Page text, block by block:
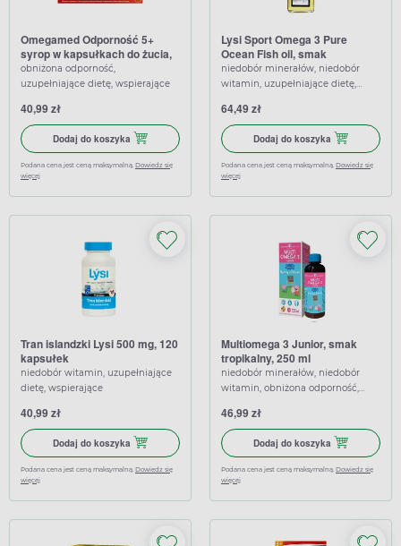
Omegamed Odporność 5+
syrop w kapsułkach do żucia,
30 kapsułek
obniżona odporność,
uzupełniające dietę, wspierające
40,99 zł
Dodaj do koszyka Dodaj do koszyka Omegamed Odporność 5+ syrop w
Podana cena jest ceną maksymalną. Dowiedz się
więcej
Lysi Sport Omega 3 Pure
Ocean Fish oil, smak
cytrynowy, 240 ml
niedobór minerałów, niedobór
witamin, uzupełniające dietę,
64,49 zł
Dodaj do koszyka Dodaj do
Podana cena jest ceną maksymalną. Dowiedz się
więcej
Tran islandzki Lysi 500 mg, 120
kapsułek
niedobór witamin, uzupełniające
dietę, wspierające
40,99 zł
Dodaj do koszyka Dodaj do koszyka Tran islandzki Lysi 500 mg, 120 kapsułek
Podana cena jest ceną maksymalną. Dowiedz się
więcej
Multiomega 3 Junior, smak
tropikalny, 250 ml
niedobór minerałów, niedobór
witamin, obniżona odporność,
wzmacniające
46,99 zł
Dodaj do koszyka Dodaj do
Podana cena jest ceną maksymalną. Dowiedz się
więcej